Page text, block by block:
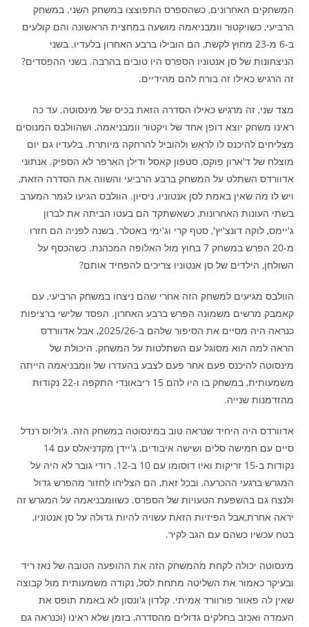
המשחקים האחרונים, כשהספרס התפוצצו במשחק השני. במשחק
הרביעי, כשויקטור וומבניאמה מושעה במחצית הראשונה והם קולעים
ב-6 מ-23 מחוץ לקשת, הם הובילו ברבע האחרון בלעדיו. בשני
הניצחונות של סן אנטוניו הספרס היו טובים בהרבה. בשני ההפסדים?
זה הרגיש כאילו זה בורח להם מהידיים.
מצד שני, זה מרגיש כאילו הסדרה הזאת בכיס של מינסוטה. עד כה
ראינו משחק יוצא דופן אחד של ויקטור וומבניאמה, ושהוולבס המנוסים
מצליחים להיכנס לו לראש ולהוביל להרחקה מיותרת. בלעדיו גם יום
מוצלח של ד'ארון פוקס, סטפון קאסל ודילן הארפר לא הספיק. אנתוני
אדוורדס השתלט על המשחק ברבע הרביעי והשווה את הסדרה הזאת,
ויש לו מה שאין באמת לסן אנטוניו, ניסיון. הוולבס הגיעו לגמר המערב
בשתי העונות האחרונות, כשאשתקד הם בעטו הביתה את לברון
ג'יימס, לוקה דונצ'יץ', סטף קרי וג'ימי באטלר. בשנה לפניה הם חזרו
מ-20 הפרש במשחק 7 בחוץ מול האלופה המכהנת. כשהכסף על
השולחן, הילדים של סן אנטוניו צריכים להפחיד אותם?
הוולבס מגיעים למשחק הזה אחרי שהם ניצחו במשחק הרביעי, עם
קאמבק מרשים משמונה הפרש ברבע האחרון. הפסד שלישי ברציפות
כנראה היה מסיים את הסיפור שלהם ב-2025/26, אבל אדוורדס
הראה למה הוא מסוגל עם השתלטות על המשחק. היכולת של
מינסוטה להיכנס פעם אחר פעם לצבע בהעדרו של וומבניאמה הייתה
משמעותית, במשחק בו היו להם 15 ריבאונדי התקפה ו-22 נקודות
מהזדמנות שנייה.
אדוורדס היה היחיד שנראה טוב במינסוטה במשחק הזה. ג'וליוס רנדל
סיים עם חמישה סלים ושישה איבודים, ג'יידן מקדניאלס עם 14
נקודות ב-15 זריקות ואיו דוסומו עם 10 ב-12. רודי גובר לא היה על
המגרש ברגעי ההכרעה, ובכל זאת, הם הצליחו לחזור מהפרש גדול
ולנצח גם בהשפעת הטעויות של הספרס. כשוומבניאמה על המגרש זה
יראה אחרת,אבל הפיזיות הזאת עשויה להיות גדולה על סן אנטוניו,
בטח עכשיו כשהם עם הגב לקיר.
מינסוטה יכולה לקחת מהמשחק הזה את ההופעה הטובה של נאז ריד
ובעיקר כאמור את השליטה מתחת לסל, נקודה משמעותית מול קבוצה
שאין לה פאוור פורוורד אמיתי. קלדון ג'ונסון לא באמת תופס את
העמדה ואכזב בחלקים גדולים מהסדרה, בזמן שלא ראינו (וכנראה גם